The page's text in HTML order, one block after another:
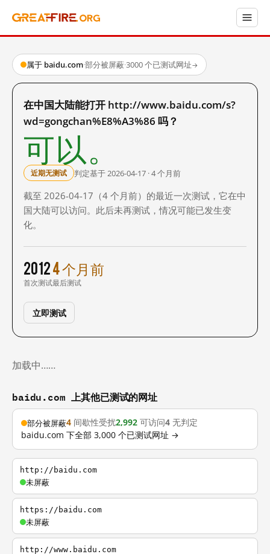
属于 baidu.com·部分被屏蔽·3000 个已测试网址→
在中国大陆能打开 http://www.baidu.com/s?
wd=gongchan%E8%A3%86 吗？
可以。
近期无测试 判定基于 2026-04-17 · 4 个月前
截至 2026-04-17（4 个月前）的最近一次测试，它在中
国大陆可以访问。此后未再测试，情况可能已发生变
化。
2012
首次测试
4 个月前
最后测试
立即测试
加载中……
baidu.com 上其他已测试的网址
部分被屏蔽4 间歇性受扰2,992 可访问4 无判定
baidu.com 下全部 3,000 个已测试网址 →
http://baidu.com
未屏蔽
https://baidu.com
未屏蔽
http://www.baidu.com